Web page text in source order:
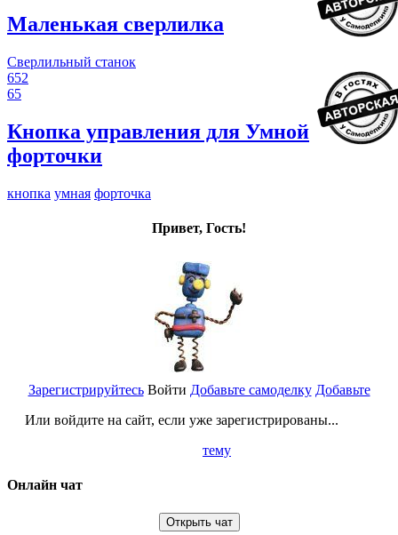
Маленькая сверлилка
Сверлильный станок
652
65
Кнопка управления для Умной
форточки
кнопка умная форточка
Привет, Гость!
Зарегистрируйтесь
Или войдите на сайт, если уже зарегистрированы...
Войти Добавьте самоделку Добавьте
тему
Онлайн чат
Открыть чат